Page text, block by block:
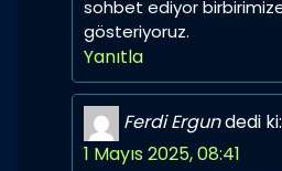
sohbet ediyor
gösteriyoruz.
Yanıtla
Ferdi Ergundedi ki:
1 Mayıs 2025, 08:41